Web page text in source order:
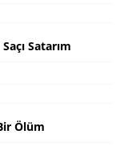
Satarım
Ölüm